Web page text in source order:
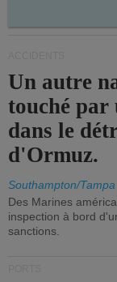
Un autre
touché par
dans le
d'Ormuz.
Southampton/Tampa
Des Marines
inspection à bord
sanctions.